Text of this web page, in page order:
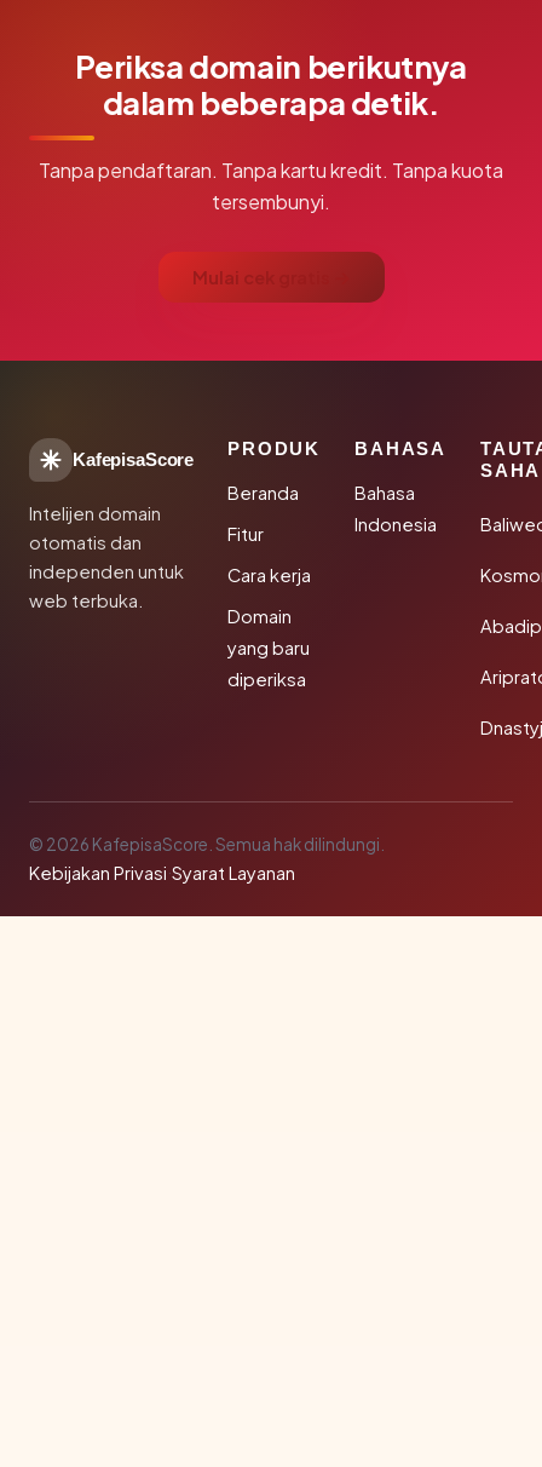
Periksa domain berikutnya
dalam beberapa detik.
Tanpa pendaftaran. Tanpa kartu kredit. Tanpa kuota
tersembunyi.
Mulai cek gratis →
KafepisaScore
Intelijen domain
otomatis dan
independen untuk
web terbuka.
PRODUK
Beranda
Fitur
Cara kerja
Domain
yang baru
diperiksa
BAHASA
Bahasa
Indonesia
© 2026 KafepisaScore. Semua hak dilindungi.
Kebijakan Privasi·Syarat Layanan